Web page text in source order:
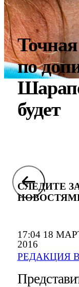
17:04 18
2016
РЕДАКЦИЯ
по
будет
СЛЕДИТЕ